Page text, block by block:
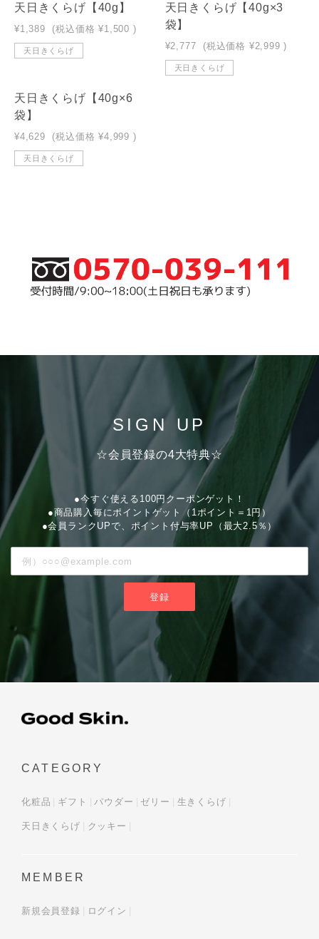
SOLD OUT
天日きくらげ【40g】
¥1,389 (税込価格 ¥1,500 )
天日きくらげ
SOLD OUT
天日きくらげ【40g×3
袋】
¥2,777 (税込価格 ¥2,999 )
天日きくらげ
SOLD OUT
天日きくらげ【40g×6
袋】
¥4,629 (税込価格 ¥4,999 )
天日きくらげ
SIGN UP
☆会員登録の4大特典☆
●今すぐ使える100円クーポンゲット！
●商品購入毎にポイントゲット（1ポイント＝1円）
●会員ランクUPで、ポイント付与率UP（最大2.5％）
登録
CATEGORY
化粧品 ギフト パウダー ゼリー 生きくらげ
天日きくらげ クッキー
MEMBER
新規会員登録 ログイン